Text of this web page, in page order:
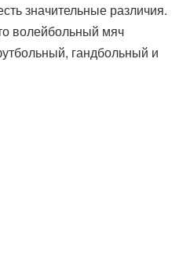
значительные различия.
волейбольный мяч
гандбольный и